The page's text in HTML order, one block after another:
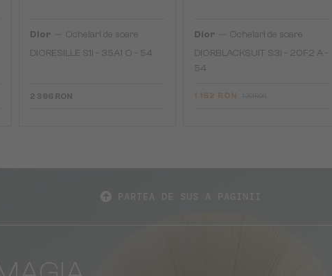
Dior
Ochelari de soare
DIORESILLE S1I - 35A1 O - 54
2 396 RON
Dior
Ochelari de soare
DIORBLACKSUIT S3I - 20F2 A -
54
1 162 RON